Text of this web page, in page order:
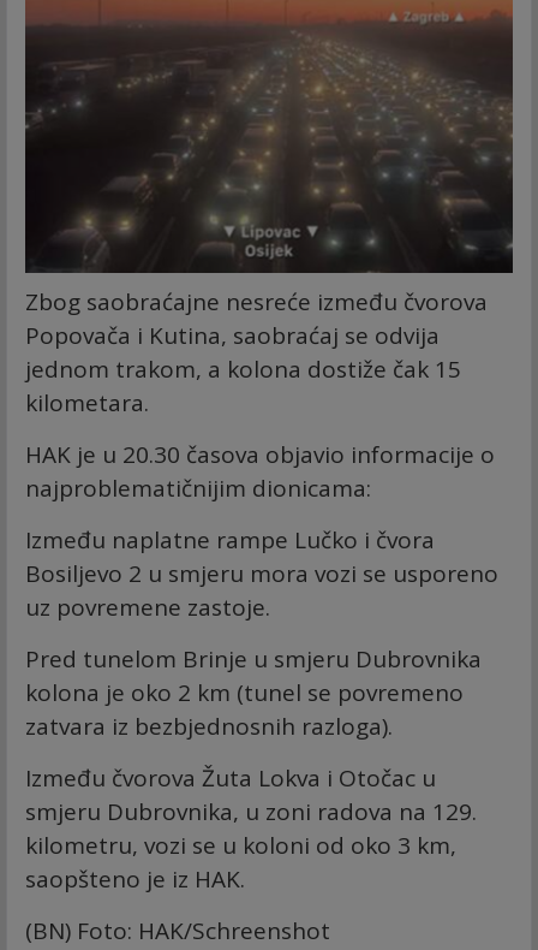
Zbog saobraćajne nesreće između čvorova
Popovača i Kutina, saobraćaj se odvija
jednom trakom, a kolona dostiže čak 15
kilometara.
HAK je u 20.30 časova objavio informacije o
najproblematičnijim dionicama:
Između naplatne rampe Lučko i čvora
Bosiljevo 2 u smjeru mora vozi se usporeno
uz povremene zastoje.
Pred tunelom Brinje u smjeru Dubrovnika
kolona je oko 2 km (tunel se povremeno
zatvara iz bezbjednosnih razloga).
Između čvorova Žuta Lokva i Otočac u
smjeru Dubrovnika, u zoni radova na 129.
kilometru, vozi se u koloni od oko 3 km,
saopšteno je iz HAK.
(BN) Foto: HAK/Schreenshot